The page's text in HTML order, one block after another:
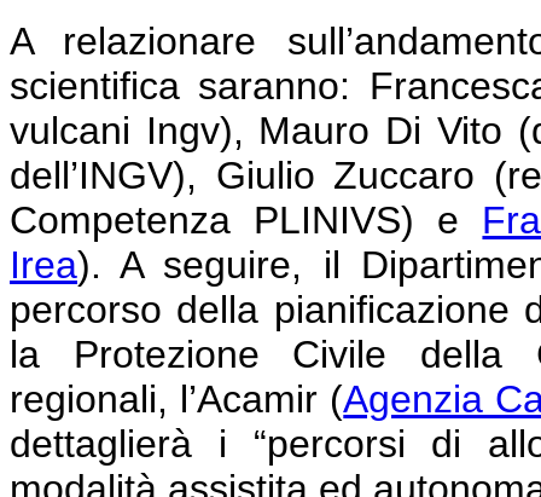
A relazionare
scientifica saranno:
vulcani Ingv), Mauro Di Vito
dell’INGV), Giulio Zuccaro
Competenza PLINIVS) e
Irea). A seguire, il
percorso della pianificazione
la Protezione Civile della
regionali, l’Acamir (Agenzia
dettaglierà i “percorsi di